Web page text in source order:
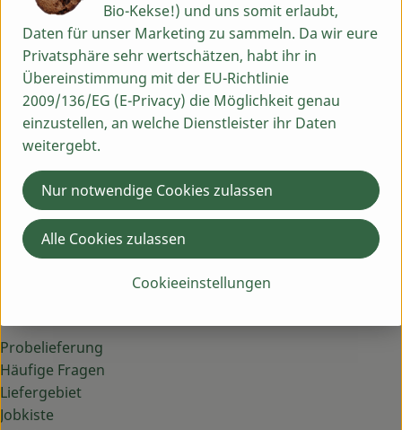
Ausführliche Porträts dieser Erzeuger findest du bei
Interesse direkt auf den Internetseiten der Firmen
WeilingundRoy'sNaturkost.
Du hast eine Frage? Wir helfen dir gern:
Egenhausen 54
91619 Obernzenn
Montag bis Freitag: 9 bis 13 Uhr
Schick uns eine WhatsApp an 09844 33 5 99 0
09844 33 5 99 0
Probelieferung
Häufige Fragen
Liefergebiet
Jobkiste
Bio-Kekse!) und uns somit erlaubt,
Daten für unser Marketing zu sammeln. Da wir eure
Privatsphäre sehr wertschätzen, habt ihr in
Übereinstimmung mit der EU-Richtlinie
2009/136/EG (E-Privacy) die Möglichkeit genau
einzustellen, an welche Dienstleister ihr Daten
weitergebt.
Cookieeinstellungen
Nur notwendige Cookies zulassen
Alle Cookies zulassen